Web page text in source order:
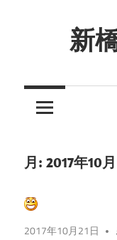
ツ
キ
ッ
プ
新
ん
し
癒
し
月: 2017年10月
2017年10月21日